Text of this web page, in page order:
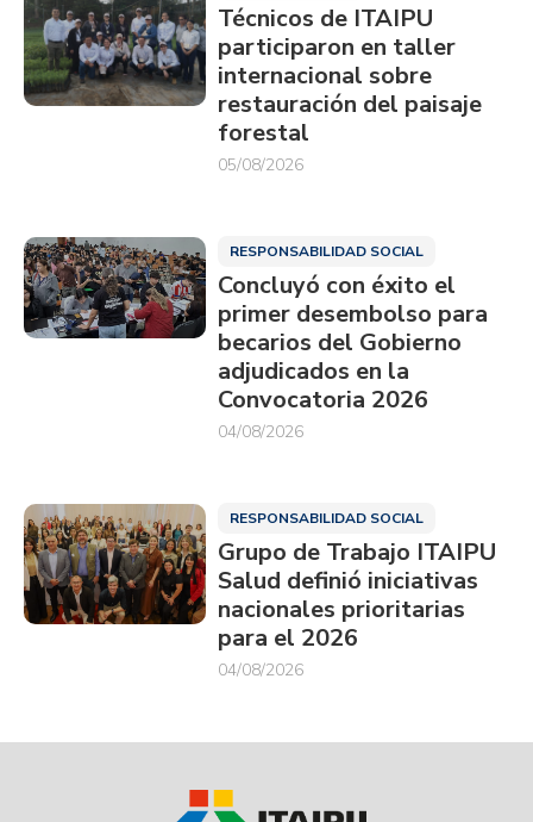
Técnicos de ITAIPU
participaron en taller
internacional sobre
restauración del paisaje
forestal
05/08/2026
RESPONSABILIDAD SOCIAL
Concluyó con éxito el
primer desembolso para
becarios del Gobierno
adjudicados en la
Convocatoria 2026
04/08/2026
RESPONSABILIDAD SOCIAL
Grupo de Trabajo ITAIPU
Salud definió iniciativas
nacionales prioritarias
para el 2026
04/08/2026